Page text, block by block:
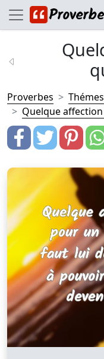
Proverbes Thémes
Quelque